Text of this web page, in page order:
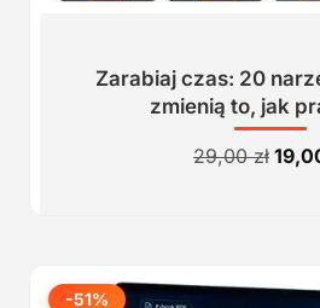
Zarabiaj czas: 20
zmienią to, jak
29,00zł
-51%